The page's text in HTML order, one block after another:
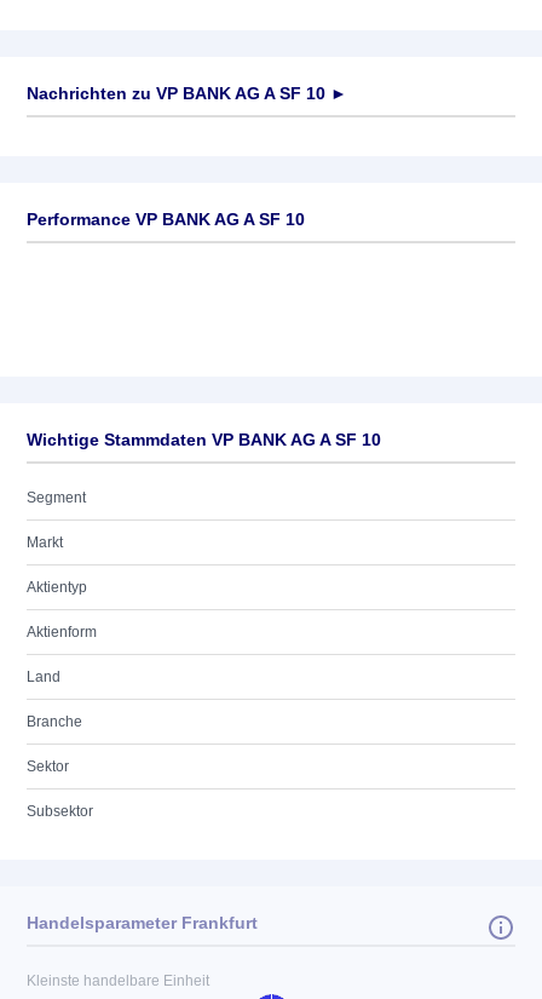
Nachrichten zu VP BANK AG A SF 10 ►
Performance VP BANK AG A SF 10
Wichtige Stammdaten VP BANK AG A SF 10
Segment
Markt
Aktientyp
Aktienform
Land
Branche
Sektor
Subsektor
Handelsparameter Frankfurt
Kleinste handelbare Einheit